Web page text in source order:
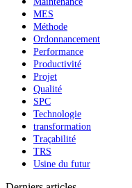
MES
Méthode
Ordonnancement
Performance
Productivité
Projet
Qualité
SPC
Technologie
transformation
Traçabilité
TRS
Usine du futur